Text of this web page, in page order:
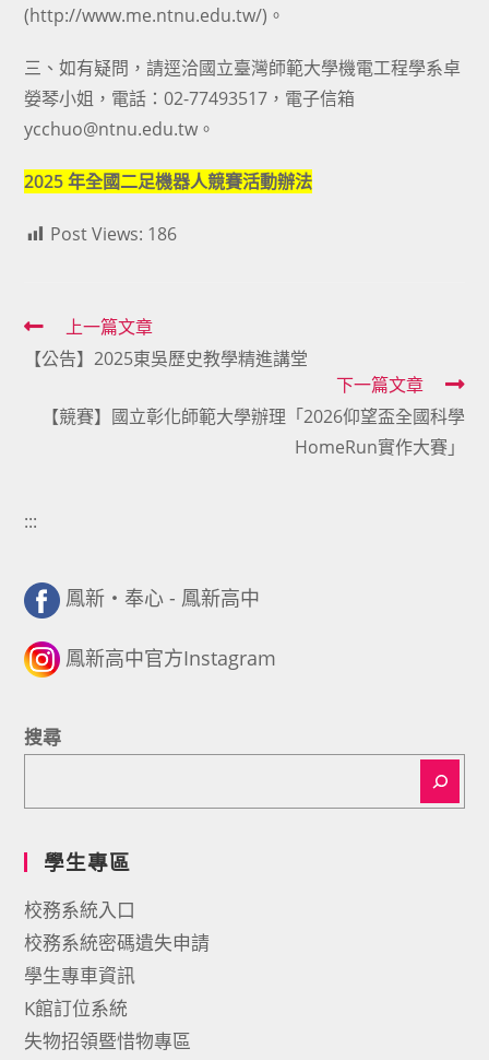
(http://www.me.ntnu.edu.tw/)。
三、如有疑問，請逕洽國立臺灣師範大學機電工程學系卓
嫈琴小姐，電話：02-77493517，電子信箱
ycchuo@ntnu.edu.tw。
2025 年全國二足機器人競賽活動辦法
Post Views: 186
Read
more
articles
上一篇文章
【公告】2025東吳歷史教學精進講堂
下一篇文章
【競賽】國立彰化師範大學辦理「2026仰望盃全國科學
HomeRun實作大賽」
:::
鳳新・奉心 - 鳳新高中
鳳新高中官方Instagram
搜尋
學生專區
校務系統入口
校務系統密碼遺失申請
學生專車資訊
K館訂位系統
失物招領暨惜物專區